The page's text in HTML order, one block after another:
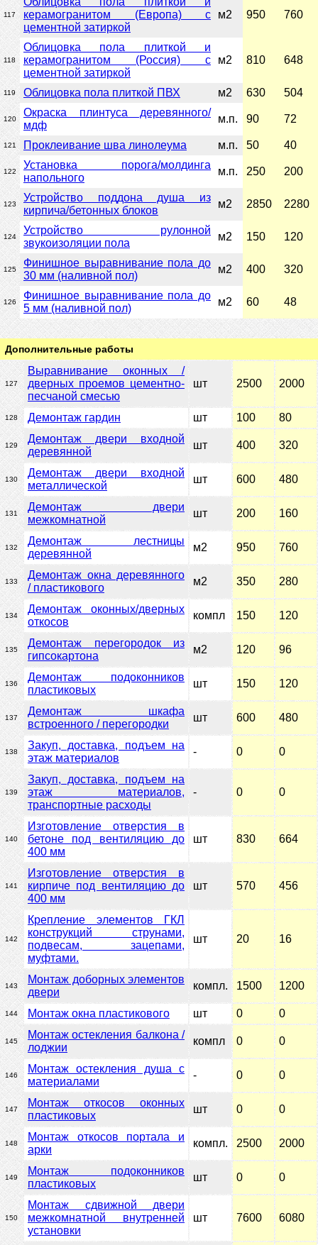
117
керамогранитом (Европа) с
цементной затиркой
м2 950 760
118
Облицовка пола плиткой и
керамогранитом (Россия) с
цементной затиркой
м2 810 648
119 Облицовка пола плиткой ПВХ м2 630 504
120
Окраска плинтуса деревянного/
мдф
м.п. 90 72
121 Проклеивание шва линолеума м.п. 50 40
122
Установка порога/молдинга
напольного
м.п. 250 200
123
Устройство поддона душа из
кирпича/бетонных блоков
м2 2850 2280
124
Устройство рулонной
звукоизоляции пола
м2 150 120
125
Финишное выравнивание пола до
30 мм (наливной пол)
м2 400 320
126
Финишное выравнивание пола до
5 мм (наливной пол)
м2 60 48
Дополнительные работы
127
Выравнивание оконных /
дверных проемов цементно-
песчаной смесью
шт 2500 2000
128 Демонтаж гардин шт 100 80
129
Демонтаж двери входной
деревянной
шт 400 320
130
Демонтаж двери входной
металлической
шт 600 480
131
Демонтаж двери
межкомнатной
шт 200 160
132
Демонтаж лестницы
деревянной
м2 950 760
133
Демонтаж окна деревянного
/ пластикового
м2 350 280
134
Демонтаж оконных/дверных
откосов
компл 150 120
135
Демонтаж перегородок из
гипсокартона
м2 120 96
136
Демонтаж подоконников
пластиковых
шт 150 120
137
Демонтаж шкафа
встроенного / перегородки
шт 600 480
138
Закуп, доставка, подъем на
этаж материалов
- 0 0
139
Закуп, доставка, подъем на
этаж материалов,
транспортные расходы
- 0 0
140
Изготовление отверстия в
бетоне под вентиляцию до
400 мм
шт 830 664
141
Изготовление отверстия в
кирпиче под вентиляцию до
400 мм
шт 570 456
142
Крепление элементов ГКЛ
конструкций струнами,
подвесам, зацепами,
муфтами.
шт 20 16
143
Монтаж доборных элементов
двери
компл. 1500 1200
144 Монтаж окна пластикового шт 0 0
145
Монтаж остекления балкона /
лоджии
компл 0 0
146
Монтаж остекления душа с
материалами
- 0 0
147
Монтаж откосов оконных
пластиковых
шт 0 0
148
Монтаж откосов портала и
арки
компл. 2500 2000
149
Монтаж подоконников
пластиковых
шт 0 0
150
Монтаж сдвижной двери
межкомнатной внутренней
установки
шт 7600 6080